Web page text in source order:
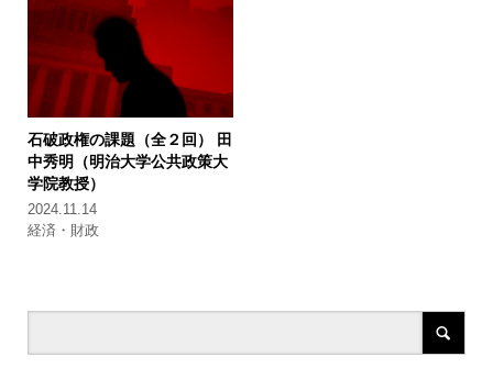
石破政権の課題（全２回）
田
中秀明（明治大学公共政策大
学院教授）
2024.11.14
経済・財政